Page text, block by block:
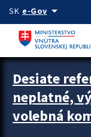
Preskocit na hlavný
SK e-Govarrow_drop_down
Zastavit automatický
Desiate
neplatné,
volebná